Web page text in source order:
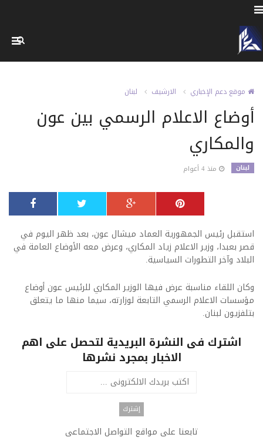
موقع دعم الإخباري الارشيف لبنان
أوضاع الاعلام الرسمي بين عون
والمكاري
لبنان منذ 4 أعوام
استقبل رئيس الجمهورية العماد ميشال عون، بعد ظهر اليوم في
قصر بعبدا، وزير الاعلام زياد المكاري، وعرض معه الأوضاع العامة في
البلاد وآخر التطورات السياسية.
وكان اللقاء مناسبة عرض فيها الوزير المكاري للرئيس عون أوضاع
مؤسسات الاعلام الرسمي التابعة لوزارته، سيما منها ما يتعلق
بتلفزيون لبنان.
اشترك فى النشرة البريدية لتحصل على اهم
الاخبار بمجرد نشرها
تابعنا على مواقع التواصل الاجتماعى